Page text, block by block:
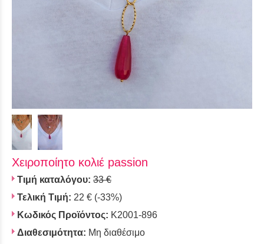
Χειροποίητο κολιέ passion
Τιμή καταλόγου: 33 €
Τελική Τιμή: 22 € (-33%)
Κωδικός Προϊόντος: Κ2001-896
Διαθεσιμότητα: Μη διαθέσιμο